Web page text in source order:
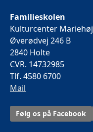
Familieskolen
Kulturcenter Mariehøj
Øverødvej 246 B
2840 Holte
CVR. 14732985
Tlf. 4580 6700
Mail
Følg os på Facebook